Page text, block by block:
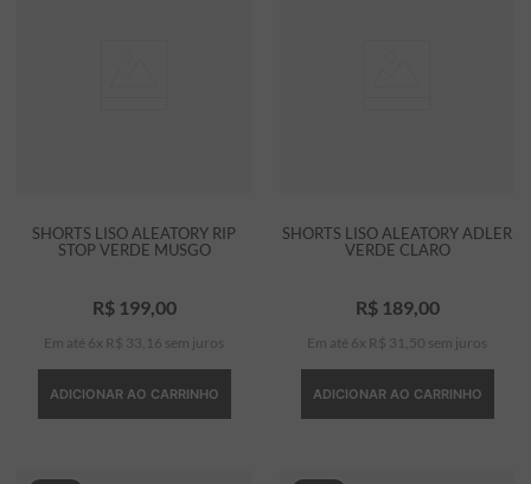
SHORTS LISO ALEATORY RIP
STOP VERDE MUSGO
R$ 199, 00
Em até 6 x R$ 33 16 sem juros
ADICIONAR AO CARRINHO
SHORTS LISO ALEATORY ADLER
VERDE CLARO
R$ 189, 00
Em até 6 x R$ 31 50 sem juros
ADICIONAR AO CARRINHO